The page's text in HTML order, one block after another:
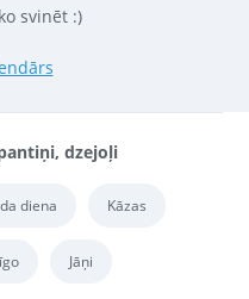
svinēt :)
dzejoļi
diena Kāzas
Jāņi